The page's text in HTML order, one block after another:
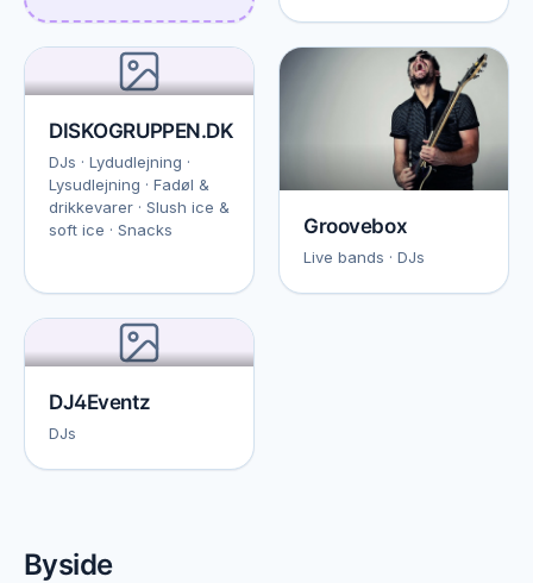
DISKOGRUPPEN.DK
DJs · Lydudlejning ·
Lysudlejning · Fadøl &
drikkevarer · Slush ice &
soft ice · Snacks
Groovebox
Live bands · DJs
DJ4Eventz
DJs
Byside